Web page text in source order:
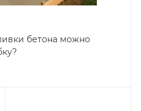
бетона можно